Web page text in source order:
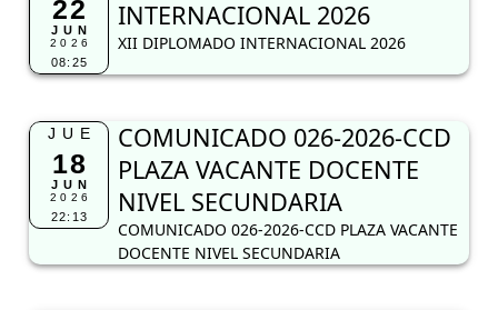
22
JUN
2026
08:25
INTERNACIONAL 2026
XII DIPLOMADO INTERNACIONAL 2026
JUE
18
JUN
2026
22:13
COMUNICADO 026-2026-CCD
PLAZA VACANTE DOCENTE
NIVEL SECUNDARIA
COMUNICADO 026-2026-CCD PLAZA VACANTE
DOCENTE NIVEL SECUNDARIA